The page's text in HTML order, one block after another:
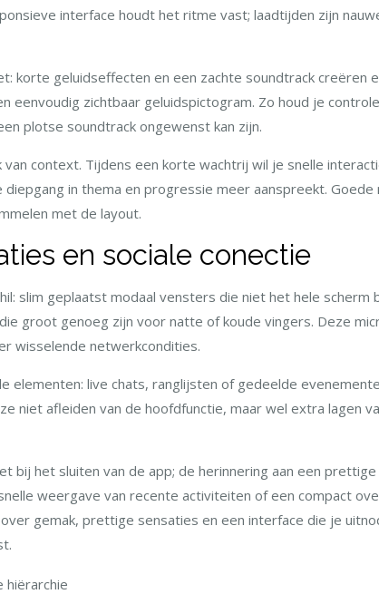
interface houdt het ritme vast; laadtijden zijn
korte geluidseffecten en een zachte soundtrack creëren
eenvoudig zichtbaar geluidspictogram. Zo houd je
plotse soundtrack ongewenst kan zijn.
context. Tijdens een korte wachtrij wil je snelle
in thema en progressie meer aanspreekt.
met de layout.
en sociale conectie
slim geplaatst modaal vensters die niet het hele scherm
groot genoeg zijn voor natte of koude vingers. Deze
wisselende netwerkcondities.
elementen: live chats, ranglijsten of gedeelde
niet afleiden van de hoofdfunctie, maar wel extra lagen
bij het sluiten van de app; de herinnering aan een
weergave van recente activiteiten of een compact
gemak, prettige sensaties en een interface die je
hiërarchie